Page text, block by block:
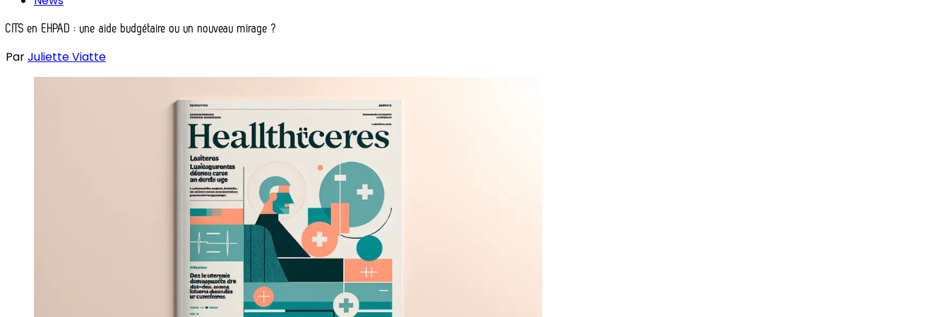
CITS en EHPAD : une aide budgétaire ou un nouveau mirage ?
ParJuliette Viatte